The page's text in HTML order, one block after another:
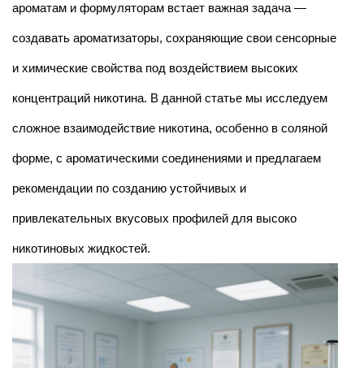
ароматам и формуляторам встает важная задача —
создавать ароматизаторы, сохраняющие свои сенсорные
и химические свойства под воздействием высоких
концентраций никотина. В данной статье мы исследуем
сложное взаимодействие никотина, особенно в соляной
форме, с ароматическими соединениями и предлагаем
рекомендации по созданию устойчивых и
привлекательных вкусовых профилей для высоко
никотиновых жидкостей.